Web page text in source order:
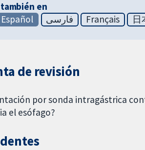
en
Español فارسی Français 日
de revisión
por sonda intragástrica
el esófago?